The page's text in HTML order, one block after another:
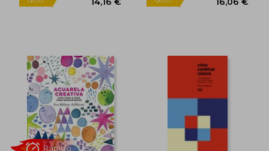
dcto. 7,12 € dcto.